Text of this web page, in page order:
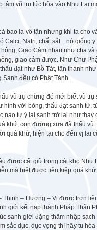
tâm vũ trụ tức hòa vào Như Lai
bao la vô tận nhưng khi ta cho
Calci, Natri, chất sắt... nó giống
Giao Cảm nhau như cha
giao cảm được. Như Chư
đạt như Bồ Tát, tận thành
đều có Phật Tánh.
vũ trụ chừng đó mới biết vũ trụ
hình với bóng, thấu đạt sanh tử,
nào tự ý lai sanh trở lại như thay
khứ, con đường xưa đã thấu vũ
quá khứ, hiện tại cho đến vị lai
được cất giữ trong cái kho Như
mà biết được tiền kiếp quá
– Hương – Vị được trơn
giới kết nạp thành Pháp Thân
sanh giới đặng thâm nhập
dục, dục vọng thì hãy tu